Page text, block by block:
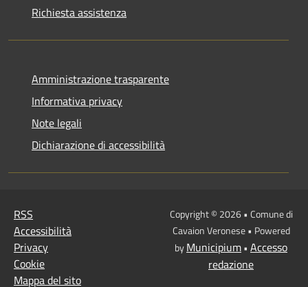
Richiesta assistenza
Amministrazione trasparente
Informativa privacy
Note legali
Dichiarazione di accessibilità
RSS
Accessibilità
Privacy
Cookie
Mappa del sito
Copyright © 2026 • Comune di
Cavaion Veronese • Powered
byMunicipium• Accesso
redazione